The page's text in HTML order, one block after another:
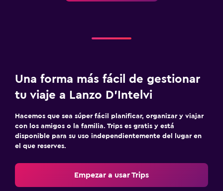
Una forma más fácil de gestionar
tu viaje a Lanzo D'Intelvi
Hacemos que sea súper fácil planificar, organizar y viajar
con los amigos o la familia. Trips es gratis y está
disponible para su uso independientemente del lugar en
el que reserves.
Empezar a usar Trips